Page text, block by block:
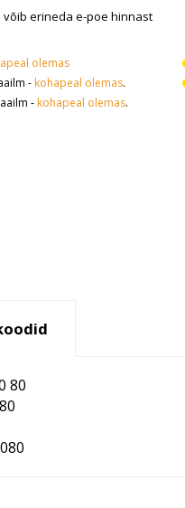
erineda e-poe hinnast
olemas
- kohapeal olemas.
- kohapeal olemas.
80